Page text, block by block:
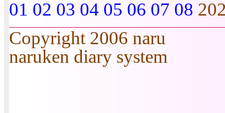
01 02 03 04 05 06 07 08
Copyright 2006 naru
naruken diary system